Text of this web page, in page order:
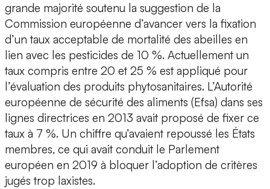
grande majorité soutenu la suggestion de la
Commission européenne d’avancer vers la fixation
d’un taux acceptable de mortalité des abeilles en
lien avec les pesticides de 10 %. Actuellement un
taux compris entre 20 et 25 % est appliqué pour
l’évaluation des produits phytosanitaires. L’Autorité
européenne de sécurité des aliments (Efsa) dans ses
lignes directrices en 2013 avait proposé de fixer ce
taux à 7 %. Un chiffre qu’avaient repoussé les États
membres, ce qui avait conduit le Parlement
européen en 2019 à bloquer l’adoption de critères
jugés trop laxistes.